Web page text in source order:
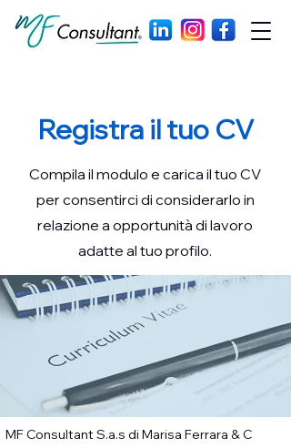
Registra il tuo CV
Compila il modulo e carica il tuo CV
per consentirci di considerarlo in
relazione a opportunità di lavoro
adatte al tuo profilo.
MF Consultant S.a.s di Marisa Ferrara & C